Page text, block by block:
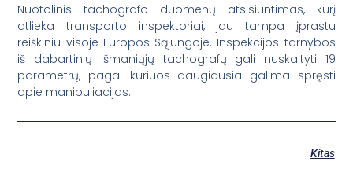
Nuotolinis tachografo duomenų atsisiuntimas, kurį
atlieka transporto inspektoriai, jau tampa įprastu
reiškiniu visoje Europos Sąjungoje. Inspekcijos tarnybos
iš dabartinių išmaniųjų tachografų gali nuskaityti 19
parametrų, pagal kuriuos daugiausia galima spręsti
apie manipuliacijas.
Kitas